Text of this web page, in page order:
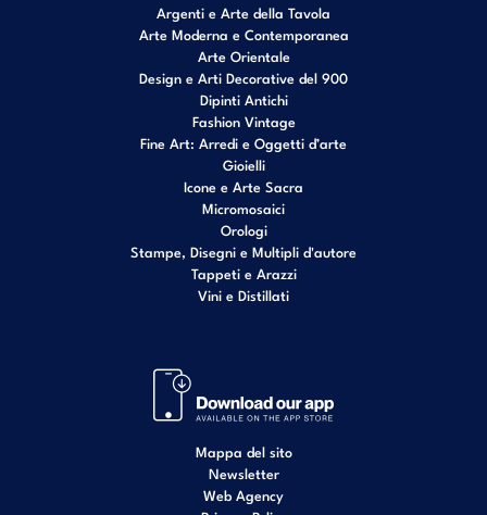
Argenti e Arte della Tavola
Arte Moderna e Contemporanea
Arte Orientale
Design e Arti Decorative del 900
Dipinti Antichi
Fashion Vintage
Fine Art: Arredi e Oggetti d’arte
Gioielli
Icone e Arte Sacra
Micromosaici
Orologi
Stampe, Disegni e Multipli d'autore
Tappeti e Arazzi
Vini e Distillati
Mappa del sito
Newsletter
Web Agency